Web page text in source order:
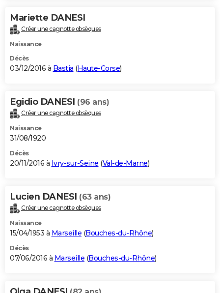
Mariette DANESI
Créer une cagnotte obsèques
Naissance
Décès
03/12/2016 à Bastia (Haute-Corse)
Egidio DANESI (96 ans)
Créer une cagnotte obsèques
Naissance
31/08/1920
Décès
20/11/2016 à Ivry-sur-Seine (Val-de-Marne)
Lucien DANESI (63 ans)
Créer une cagnotte obsèques
Naissance
15/04/1953 à Marseille (Bouches-du-Rhône)
Décès
07/06/2016 à Marseille (Bouches-du-Rhône)